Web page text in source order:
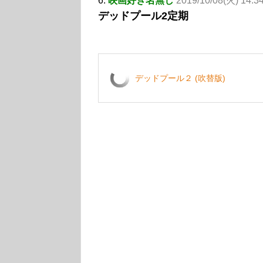
デッドプール2定期
デッドプール２ (吹替版)